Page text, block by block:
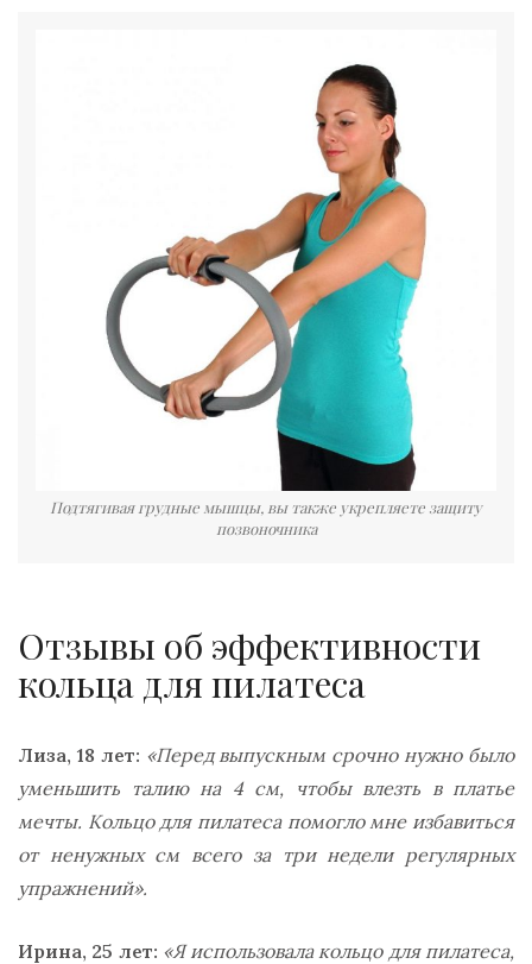
Подтягивая грудные мышцы, вы также укрепляете защиту
позвоночника
Отзывы об эффективности
кольца для пилатеса
Лиза, 18 лет: «Перед выпускным срочно нужно было
уменьшить талию на 4 см, чтобы влезть в платье
мечты. Кольцо для пилатеса помогло мне избавиться
от ненужных см всего за три недели регулярных
упражнений».
Ирина, 25 лет: «Я использовала кольцо для пилатеса,